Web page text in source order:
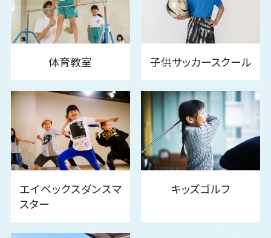
体育教室 子供サッカースクール
エイベックスダンスマ
スター
キッズゴルフ